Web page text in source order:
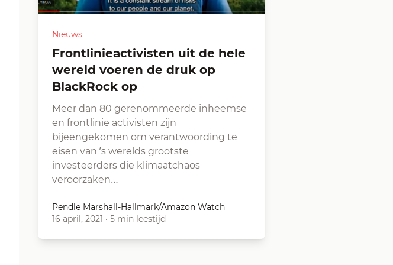
Nieuws
Frontlinieactivisten uit de hele
wereld voeren de druk op
BlackRock op
Meer dan 80 gerenommeerde inheemse
en frontlinie activisten zijn
bijeengekomen om verantwoording te
eisen van ’s werelds grootste
investeerders die klimaatchaos
veroorzaken…
Pendle Marshall-Hallmark/Amazon Watch
16 april, 2021 · 5 min leestijd